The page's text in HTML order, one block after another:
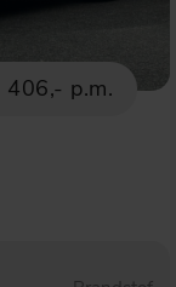
406,- p.m.